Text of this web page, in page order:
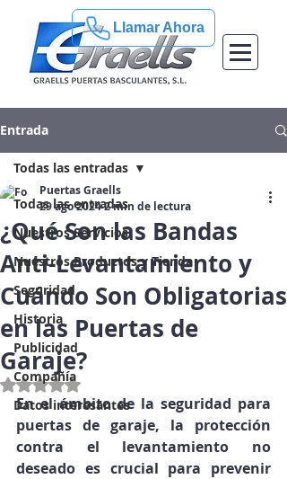
Llamar Ahora
Entrada
Todas las entradas
Nuestros Servicios
Nuestros Productos y Tienda
Seguridad
Historia
Publicidad
Compañía
Datos interesantes
Todas las entradas
¿Qué Son las Bandas
Anti-Levantamiento y
Cuándo Son Obligatorias
en las Puertas de
Garaje?
Puertas Graells
29 ago 20242 min de lectura
Obtuvo NaN de 5 estrellas.
En el ámbito de la seguridad para
puertas de garaje, la protección
contra el levantamiento no
deseado es crucial para prevenir